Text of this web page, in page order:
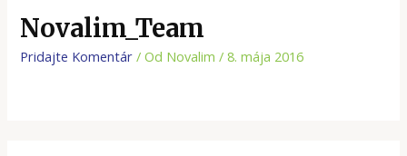
Novalim_Team
Pridajte Komentár / Od Novalim/8. mája 2016